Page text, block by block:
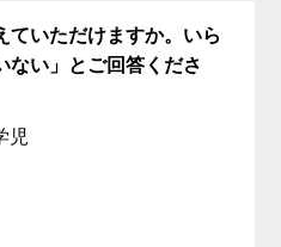
ていただけますか。いら
ない」とご回答くださ
児